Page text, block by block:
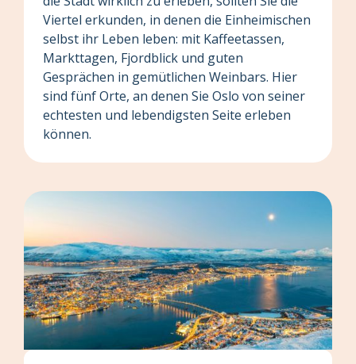
Viertel erkunden, in denen die Einheimischen
selbst ihr Leben leben: mit Kaffeetassen,
Markttagen, Fjordblick und guten
Gesprächen in gemütlichen Weinbars. Hier
sind fünf Orte, an denen Sie Oslo von seiner
echtesten und lebendigsten Seite erleben
können.